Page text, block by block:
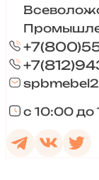
с 10:00 до